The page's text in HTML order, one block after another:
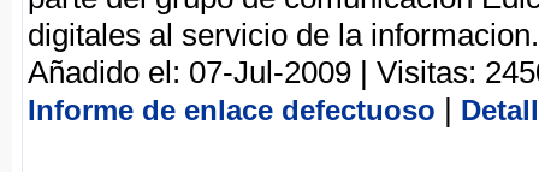
digitales al servicio de la informacion.
Añadido el: 07-Jul-2009 | Visitas:
Informe de enlace defectuoso |